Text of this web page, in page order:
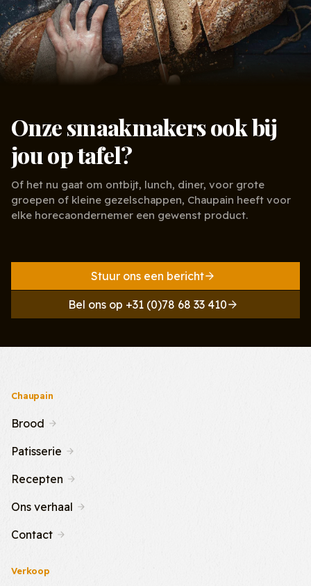
Onze smaakmakers ook bij
jou op tafel?
Of het nu gaat om ontbijt, lunch, diner, voor grote
groepen of kleine gezelschappen, Chaupain heeft voor
elke horecaondernemer een gewenst product.
Stuur ons een bericht
Bel ons op +31 (0)78 68 33 410
Chaupain
Brood
Patisserie
Recepten
Ons verhaal
Contact
Verkoop